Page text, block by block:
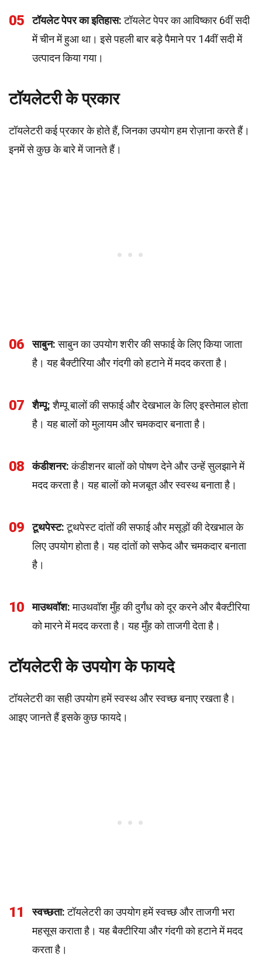
05 टॉयलेट पेपर का इतिहास:टॉयलेट पेपर का आविष्कार 6वीं सदी
में चीन में हुआ था। इसे पहली बार बड़े पैमाने पर 14वीं सदी में
उत्पादन किया गया।
टॉयलेटरी के प्रकार
टॉयलेटरी कई प्रकार के होते हैं, जिनका उपयोग हम रोज़ाना करते हैं।
इनमें से कुछ के बारे में जानते हैं।
06 साबुन:साबुन का उपयोग शरीर की सफाई के लिए किया जाता
है। यह बैक्टीरिया और गंदगी को हटाने में मदद करता है।
07 शैम्पू:शैम्पू बालों की सफाई और देखभाल के लिए इस्तेमाल होता
है। यह बालों को मुलायम और चमकदार बनाता है।
08 कंडीशनर:कंडीशनर बालों को पोषण देने और उन्हें सुलझाने में
मदद करता है। यह बालों को मजबूत और स्वस्थ बनाता है।
09 टूथपेस्ट:टूथपेस्ट दांतों की सफाई और मसूड़ों की देखभाल के
लिए उपयोग होता है। यह दांतों को सफेद और चमकदार बनाता
है।
10 माउथवॉश:माउथवॉश मुँह की दुर्गंध को दूर करने और बैक्टीरिया
को मारने में मदद करता है। यह मुँह को ताजगी देता है।
टॉयलेटरी के उपयोग के फायदे
टॉयलेटरी का सही उपयोग हमें स्वस्थ और स्वच्छ बनाए रखता है।
आइए जानते हैं इसके कुछ फायदे।
11 स्वच्छता:टॉयलेटरी का उपयोग हमें स्वच्छ और ताजगी भरा
महसूस कराता है। यह बैक्टीरिया और गंदगी को हटाने में मदद
करता है।